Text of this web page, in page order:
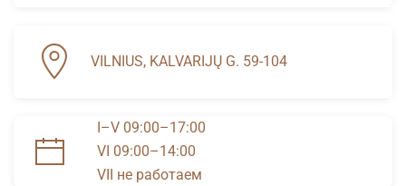
VILNIUS, KALVARIJŲ G. 59-104
I–V 09:00–17:00
VI 09:00–14:00
VII не работаем